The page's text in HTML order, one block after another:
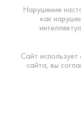
Нарушение
как
Сайт
сайта, вы